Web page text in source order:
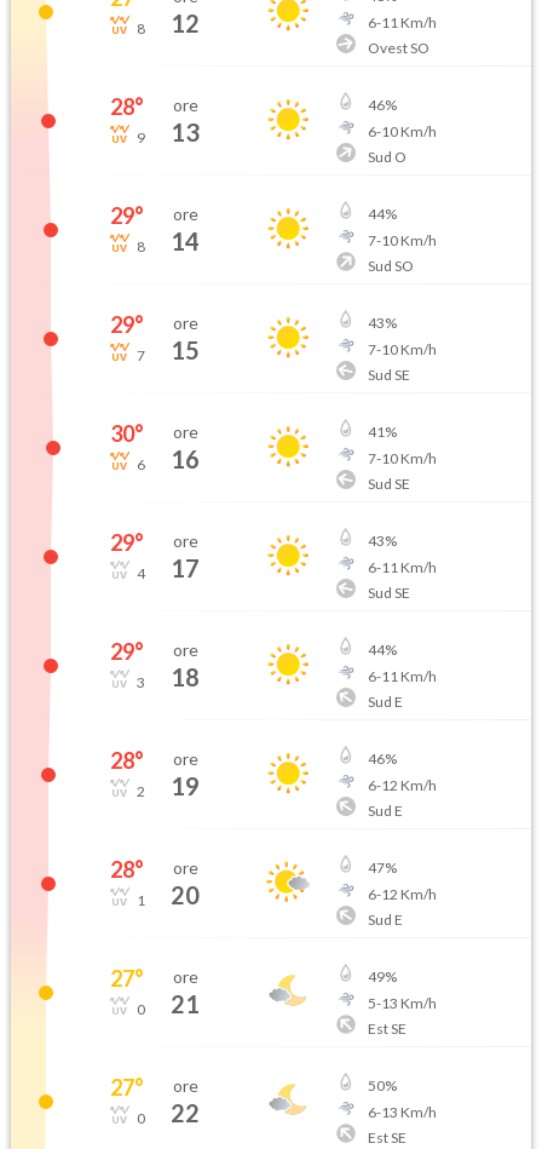
8 12
6-11 Km/h
Ovest SO
28°
9
ore
13
46%
6-10Km/h
Sud O
29°
8
ore
14
44%
7-10Km/h
Sud SO
29°
7
ore
15
43%
7-10Km/h
Sud SE
30°
6
ore
16
41%
7-10Km/h
Sud SE
29°
4
ore
17
43%
6-11 Km/h
Sud SE
29°
3
ore
18
44%
6-11 Km/h
Sud E
28°
2
ore
19
46%
6-12 Km/h
Sud E
28°
1
ore
20
47%
6-12 Km/h
Sud E
27°
0
ore
21
49%
5-13 Km/h
Est SE
27°
0
ore
22
50%
6-13 Km/h
Est SE